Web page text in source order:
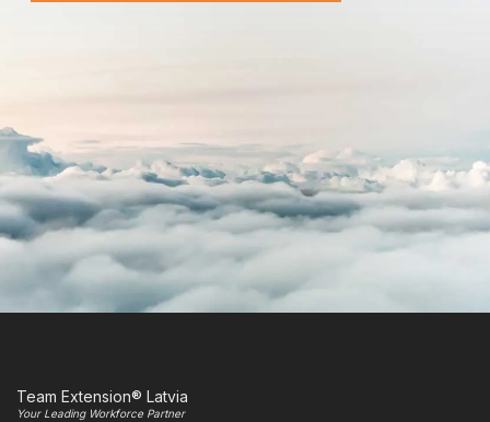
Team Extension® Latvia
Your Leading Workforce Partner